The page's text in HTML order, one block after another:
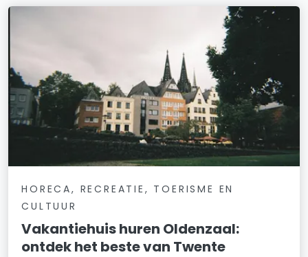
HORECA, RECREATIE, TOERISME EN
CULTUUR
Vakantiehuis huren Oldenzaal:
ontdek het beste van Twente